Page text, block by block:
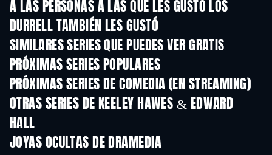
A LAS PERSONAS A LAS QUE LES GUSTÓ LOS
DURRELL TAMBIÉN LES GUSTÓ
TV
SIMILARES SERIES QUE PUEDES VER GRATIS
TV TV
PRÓXIMAS SERIES POPULARES
TV
PRÓXIMAS SERIES DE COMEDIA (EN STREAMING)
Temporada 6 Temporada 2
OTRAS SERIES DE KEELEY HAWES & EDWARD
HALL
JOYAS OCULTAS DE DRAMEDIA